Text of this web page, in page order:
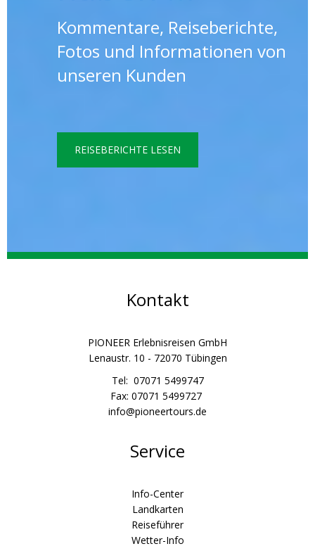
Kommentare, Reiseberichte,
Fotos und Informationen von
unseren Kunden
REISEBERICHTE LESEN
Kontakt
PIONEER Erlebnisreisen GmbH
Lenaustr. 10 - 72070 Tübingen
Tel: 07071 5499747
Fax: 07071 5499727
info@pioneertours.de
Service
Info-Center
Landkarten
Reiseführer
Wetter-Info